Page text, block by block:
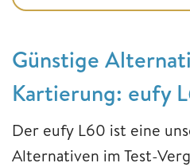
Günstige
Kartierung: eufy
Der eufy L60 ist eine
Alternativen im Test-